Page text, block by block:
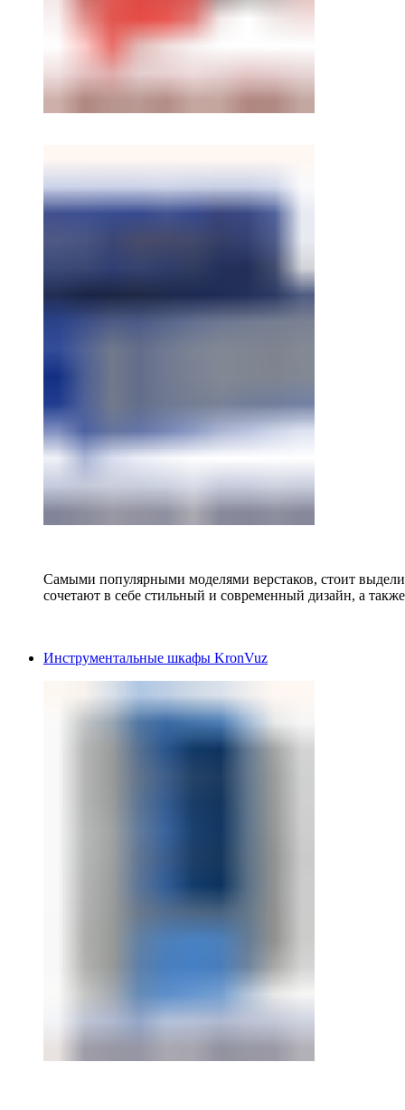
Самыми популярными моделями верстаков, стоит
сочетают в себе стильный и современный дизайн, а
Инструментальные шкафы KronVuz